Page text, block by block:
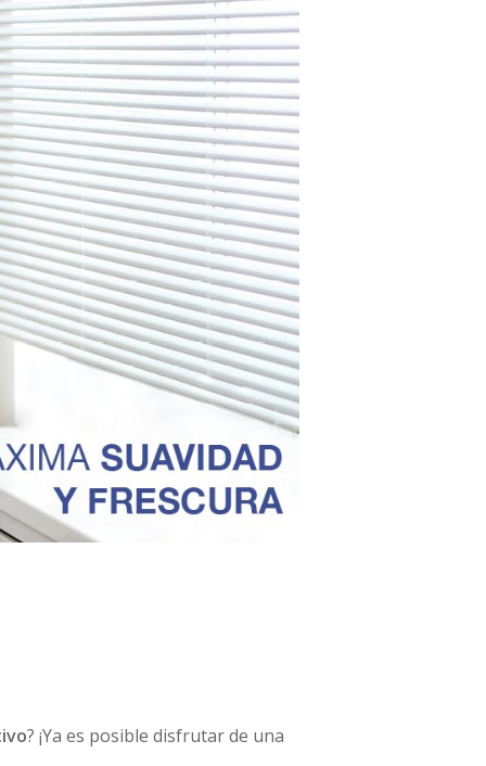
? ¡Ya es posible disfrutar de una